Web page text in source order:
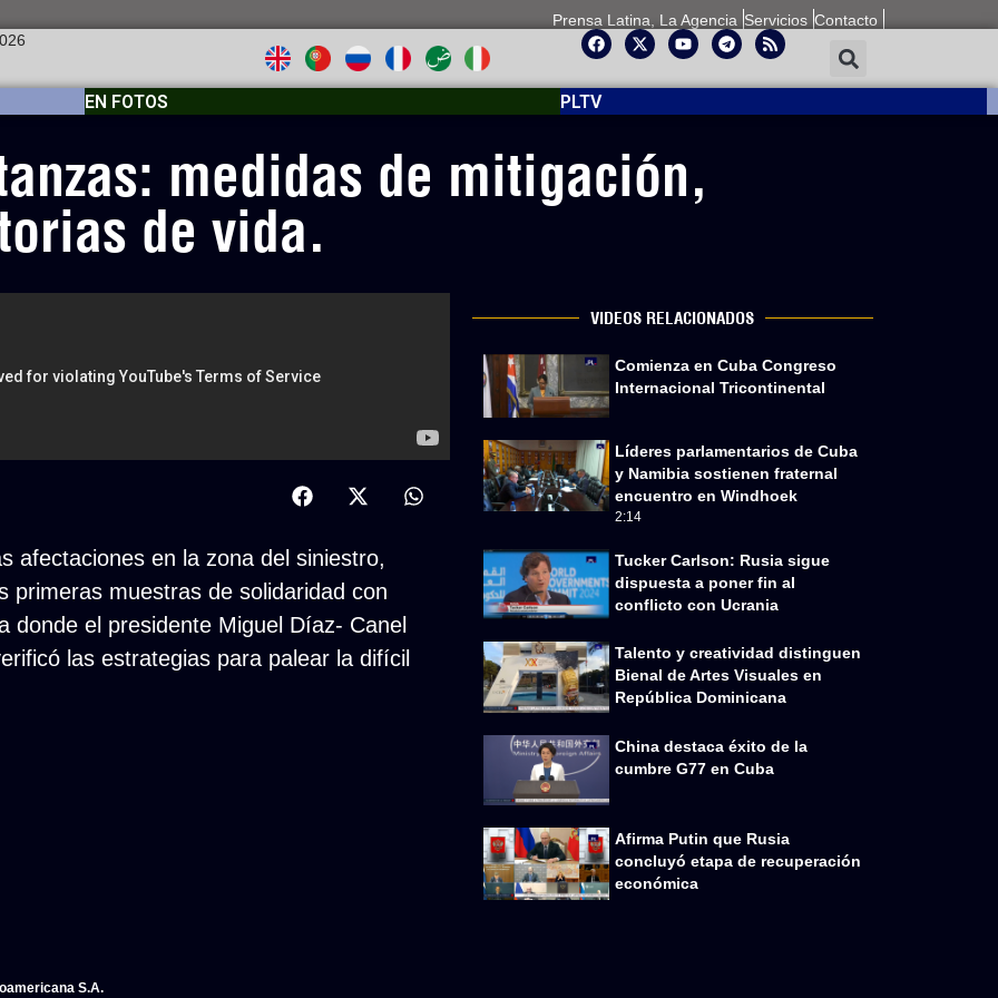
Prensa Latina, La Agencia Servicios Contacto
EN FOTOS PLTV
medidas de mitigación,
de vida.
afectaciones en la zona del siniestro,
primeras muestras de solidaridad con
donde el presidente Miguel Díaz- Canel
las estrategias para palear la difícil
VIDEOS RELACIONADOS
Comienza en Cuba Congreso
Internacional Tricontinental
Líderes parlamentarios de Cuba
y Namibia sostienen fraternal
encuentro en Windhoek
2:14
Tucker Carlson: Rusia sigue
dispuesta a poner fin al
conflicto con Ucrania
Talento y creatividad distinguen
Bienal de Artes Visuales en
República Dominicana
China destaca éxito de la
cumbre G77 en Cuba
Afirma Putin que Rusia
concluyó etapa de recuperación
económica
S.A.